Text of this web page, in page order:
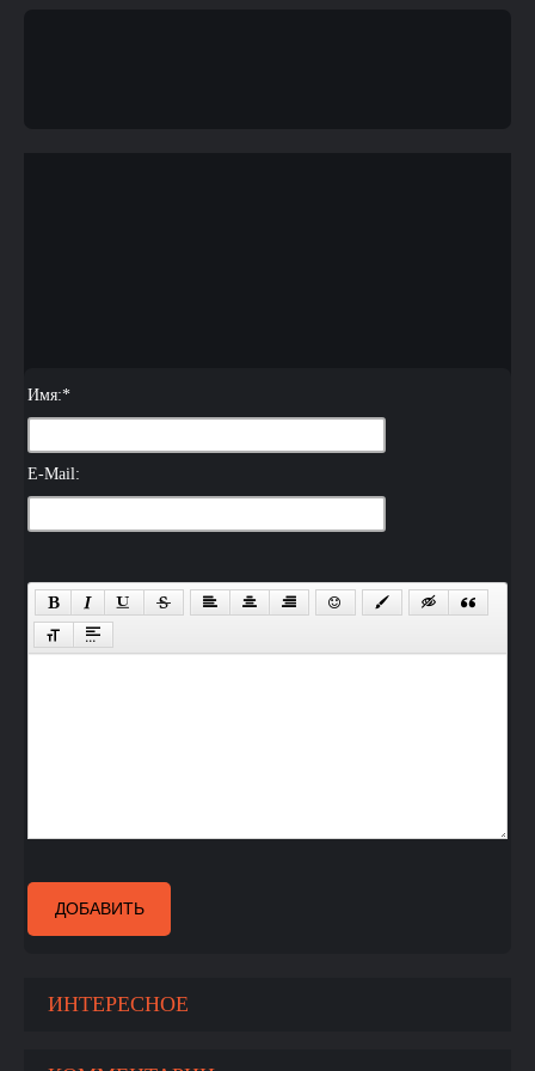
Имя:*
E-Mail:
ДОБАВИТЬ
ИНТЕРЕСНОЕ